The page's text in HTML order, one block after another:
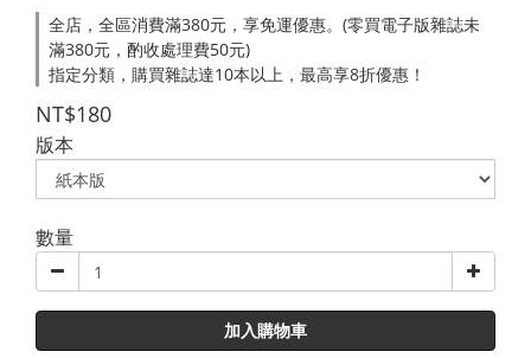
全店，全區消費滿380元，享免運優惠。(零買電子版雜誌未
滿380元，酌收處理費50元)
指定分類，購買雜誌達10本以上，最高享8折優惠！
NT$180
版本
數量
加入購物車